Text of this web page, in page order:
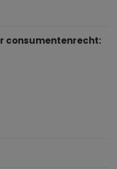
consumentenrecht: